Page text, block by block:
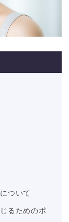
ついて
るためのポ